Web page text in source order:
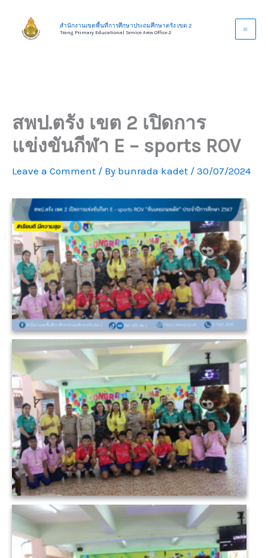
content
สำนักงานเขตพื้นที่การศึกษาประถมศึกษาตรัง เขต 2
Trang Primary Educational Service Area Office 2
สพป.ตรัง เขต 2 เปิดการ
แข่งขันกีฬา E – sports ROV
Leave a Comment / By bunrada kadet / 30/07/2024